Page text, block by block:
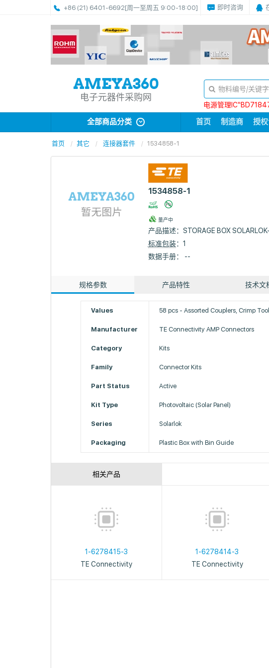
+86 (21) 6401-6692[周一至周五 9:00-18:00] 即时咨询
电子元器件采购网
电源管理
全部商品分类 首页 制造商 授
首页 其它 连接器套件 1534858-1
1534858-1
量产中
产品描述： STORAGE BOX
标准包装：1
数据手册： --
规格参数 产品特性 技术文
Values 58 pcs - Assorted Couplers, Crimp
Manufacturer TE Connectivity AMP Connectors
Category Kits
Family Connector Kits
Part Status Active
Kit Type Photovoltaic (Solar Panel)
Series Solarlok
Packaging Plastic Box with Bin Guide
相关产品
1-6278415-3
TE Connectivity
1-6278414-3
TE Connectivity